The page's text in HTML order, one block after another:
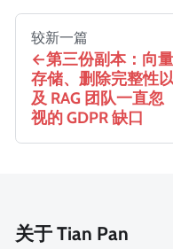
较新一篇
第三份副本：向量
存储、删除完整性
及 RAG 团队一直忽
视的 GDPR 缺口
关于 Tian Pan